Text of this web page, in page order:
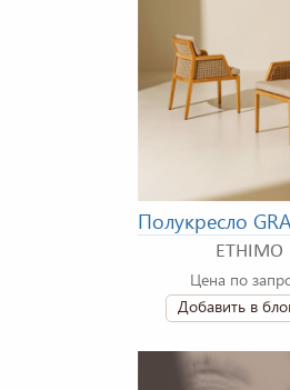
Полукресло
ETHIMO
Цена по
Добавить в